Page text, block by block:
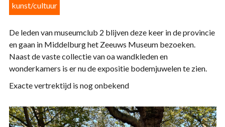
kunst/cultuur
De leden van museumclub 2 blijven deze keer in de provincie
en gaan in Middelburg het Zeeuws Museum bezoeken.
Naast de vaste collectie van oa wandkleden en
wonderkamers is er nu de expositie bodemjuwelen te zien.
Exacte vertrektijd is nog onbekend